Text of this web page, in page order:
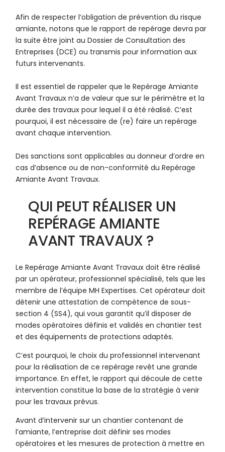
Afin de respecter l’obligation de prévention du risque
amiante, notons que le rapport de repérage devra par
la suite être joint au Dossier de Consultation des
Entreprises (DCE) ou transmis pour information aux
futurs intervenants.
Il est essentiel de rappeler que le Repérage Amiante
Avant Travaux n’a de valeur que sur le périmètre et la
durée des travaux pour lequel il a été réalisé. C’est
pourquoi, il est nécessaire de (re) faire un repérage
avant chaque intervention.
Des sanctions sont applicables au donneur d’ordre en
cas d’absence ou de non-conformité du Repérage
Amiante Avant Travaux.
QUI PEUT RÉALISER UN
REPÉRAGE AMIANTE
AVANT TRAVAUX ?
Le Repérage Amiante Avant Travaux doit être réalisé
par un opérateur, professionnel spécialisé, tels que les
membre de l’équipe MH Expertises. Cet opérateur doit
détenir une attestation de compétence de sous-
section 4 (SS4), qui vous garantit qu’il disposer de
modes opératoires définis et validés en chantier test
et des équipements de protections adaptés.
C’est pourquoi, le choix du professionnel intervenant
pour la réalisation de ce repérage revêt une grande
importance. En effet, le rapport qui découle de cette
intervention constitue la base de la stratégie à venir
pour les travaux prévus.
Avant d’intervenir sur un chantier contenant de
l’amiante, l’entreprise doit définir ses modes
opératoires et les mesures de protection à mettre en